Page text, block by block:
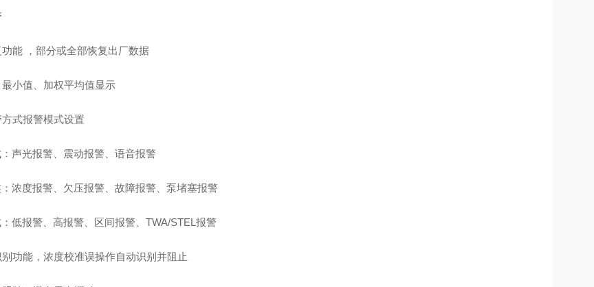
能 ， 部分或全部恢复出厂数据
小值、 加权平均值显示
式报警模式设置
声光报警、震动报警、 语音报警
浓度报警、欠压报警、故障报警、 泵堵塞报警
低报警、高报警、区间报警、 TWA/STEL 报警
功能， 浓度校准误操作自动识别并阻止